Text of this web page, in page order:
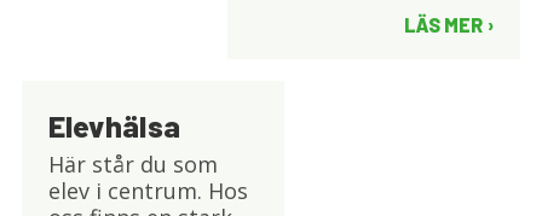
LÄS MER
Elevhälsa
Här står du som
elev i centrum. Hos